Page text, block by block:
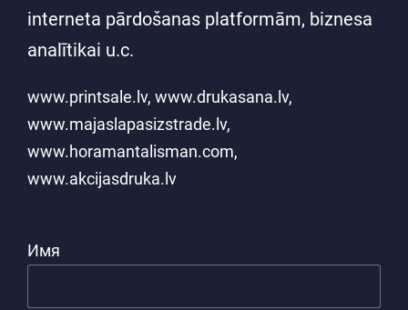
interneta pārdošanas platformām, biznesa
analītikai u.c.
www.printsale.lv, www.drukasana.lv,
www.majaslapasizstrade.lv,
www.horamantalisman.com,
www.akcijasdruka.lv
Имя